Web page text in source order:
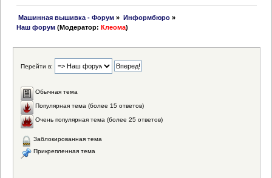
Машинная вышивка - Форум » Информбюро»
Наш форум (Модератор:Клеома)
Перейти в:
Обычная тема
Популярная тема (более 15 ответов)
Очень популярная тема (более 25 ответов)
Заблокированная тема
Прикрепленная тема